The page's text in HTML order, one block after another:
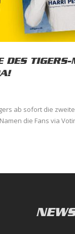
DES
ab sofort die
die Fans via